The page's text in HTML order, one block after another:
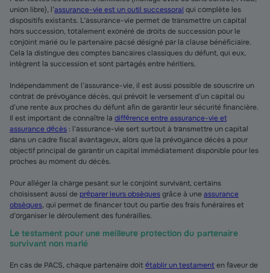
union libre), l’assurance-vie est un outil successoral qui complète les
dispositifs existants. L’assurance-vie permet de transmettre un capital
hors succession, totalement exonéré de droits de succession pour le
conjoint marié ou le partenaire pacsé désigné par la clause bénéficiaire.
Cela la distingue des comptes bancaires classiques du défunt, qui eux,
intègrent la succession et sont partagés entre héritiers.
Indépendamment de l’assurance-vie, il est aussi possible de souscrire un
contrat de prévoyance décès, qui prévoit le versement d’un capital ou
d’une rente aux proches du défunt afin de garantir leur sécurité financière.
Il est important de connaître la différence entre assurance-vie et
assurance décès : l’assurance-vie sert surtout à transmettre un capital
dans un cadre fiscal avantageux, alors que la prévoyance décès a pour
objectif principal de garantir un capital immédiatement disponible pour les
proches au moment du décès.
Pour alléger la charge pesant sur le conjoint survivant, certains
choisissent aussi de préparer leurs obsèquesgrâce à uneassurance
obsèques, qui permet de financer tout ou partie des frais funéraires et
d’organiser le déroulement des funérailles.
Le testament pour une meilleure protection du partenaire
survivant non marié
En cas de PACS, chaque partenaire doitétablir un testamenten faveur de